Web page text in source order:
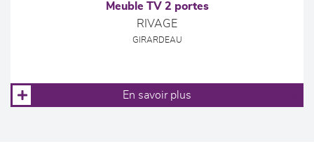
Meuble TV 2 portes
RIVAGE
GIRARDEAU
En savoir plus